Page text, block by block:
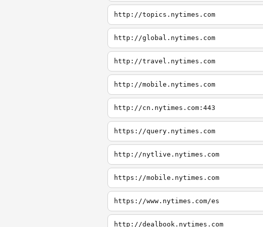
http://topics.nytimes.com
http://global.nytimes.com
http://travel.nytimes.com
http://mobile.nytimes.com
http://cn.nytimes.com:443
https://query.nytimes.com
http://nytlive.nytimes.com
https://mobile.nytimes.com
https://www.nytimes.com/es
http://dealbook.nytimes.com